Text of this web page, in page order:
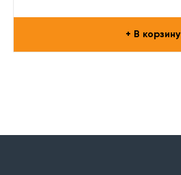
+ В корзину